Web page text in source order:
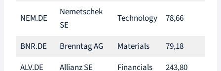
NEM.DE
Nemetschek
SE
Technology 78,66
BNR.DE Brenntag AG Materials 79,18
ALV.DE
Allianz SE Financials 243,80